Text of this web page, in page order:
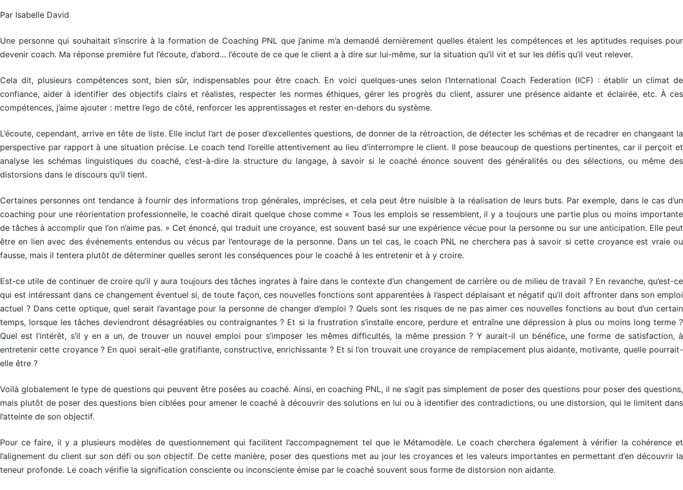
Par Isabelle David
Une personne qui souhaitait s’inscrire à la formation de Coaching PNL que j’anime m’a demandé dernièrement quelles étaient les compétences et les aptitudes requises pour
devenir coach. Ma réponse première fut l’écoute, d’abord… l’écoute de ce que le client a à dire sur lui-même, sur la situation qu’il vit et sur les défis qu’il veut relever.
Cela dit, plusieurs compétences sont, bien sûr, indispensables pour être coach. En voici quelques-unes selon l’International Coach Federation (ICF) : établir un climat de
confiance, aider à identifier des objectifs clairs et réalistes, respecter les normes éthiques, gérer les progrès du client, assurer une présence aidante et éclairée, etc. À ces
compétences, j’aime ajouter : mettre l’ego de côté, renforcer les apprentissages et rester en-dehors du système.
L’écoute, cependant, arrive en tête de liste. Elle inclut l’art de poser d’excellentes questions, de donner de la rétroaction, de détecter les schémas et de recadrer en changeant la
perspective par rapport à une situation précise. Le coach tend l’oreille attentivement au lieu d’interrompre le client. Il pose beaucoup de questions pertinentes, car il perçoit et
analyse les schémas linguistiques du coaché, c’est-à-dire la structure du langage, à savoir si le coaché énonce souvent des généralités ou des sélections, ou même des
distorsions dans le discours qu’il tient.
Certaines personnes ont tendance à fournir des informations trop générales, imprécises, et cela peut être nuisible à la réalisation de leurs buts. Par exemple, dans le cas d’un
coaching pour une réorientation professionnelle, le coaché dirait quelque chose comme « Tous les emplois se ressemblent, il y a toujours une partie plus ou moins importante
de tâches à accomplir que l’on n’aime pas. » Cet énoncé, qui traduit une croyance, est souvent basé sur une expérience vécue pour la personne ou sur une anticipation. Elle peut
être en lien avec des événements entendus ou vécus par l’entourage de la personne. Dans un tel cas, le coach PNL ne cherchera pas à savoir si cette croyance est vraie ou
fausse, mais il tentera plutôt de déterminer quelles seront les conséquences pour le coaché à les entretenir et à y croire.
Est-ce utile de continuer de croire qu’il y aura toujours des tâches ingrates à faire dans le contexte d’un changement de carrière ou de milieu de travail ? En revanche, qu’est-ce
qui est intéressant dans ce changement éventuel si, de toute façon, ces nouvelles fonctions sont apparentées à l’aspect déplaisant et négatif qu’il doit affronter dans son emploi
actuel ? Dans cette optique, quel serait l’avantage pour la personne de changer d’emploi ? Quels sont les risques de ne pas aimer ces nouvelles fonctions au bout d’un certain
temps, lorsque les tâches deviendront désagréables ou contraignantes ? Et si la frustration s’installe encore, perdure et entraîne une dépression à plus ou moins long terme ?
Quel est l’intérêt, s’il y en a un, de trouver un nouvel emploi pour s’imposer les mêmes difficultés, la même pression ? Y aurait-il un bénéfice, une forme de satisfaction, à
entretenir cette croyance ? En quoi serait-elle gratifiante, constructive, enrichissante ? Et si l’on trouvait une croyance de remplacement plus aidante, motivante, quelle pourrait-
elle être ?
Voilà globalement le type de questions qui peuvent être posées au coaché. Ainsi, en coaching PNL, il ne s’agit pas simplement de poser des questions pour poser des questions,
mais plutôt de poser des questions bien ciblées pour amener le coaché à découvrir des solutions en lui ou à identifier des contradictions, ou une distorsion, qui le limitent dans
l’atteinte de son objectif.
Pour ce faire, il y a plusieurs modèles de questionnement qui facilitent l’accompagnement tel que le Métamodèle. Le coach cherchera également à vérifier la cohérence et
l’alignement du client sur son défi ou son objectif. De cette manière, poser des questions met au jour les croyances et les valeurs importantes en permettant d’en découvrir la
teneur profonde. Le coach vérifie la signification consciente ou inconsciente émise par le coaché souvent sous forme de distorsion non aidante.